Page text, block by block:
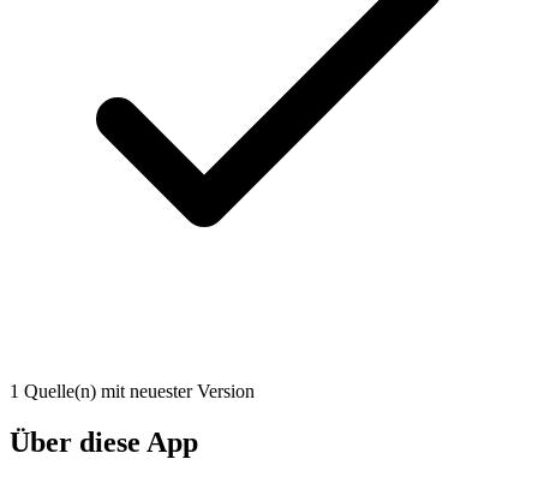
1 Quelle(n) mit neuester Version
Über diese App